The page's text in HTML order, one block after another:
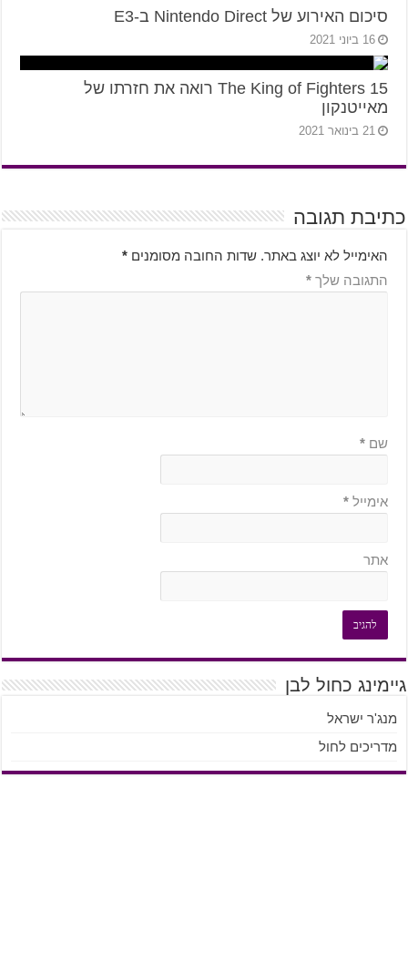
סיכום האירוע של Nintendo Direct ב-E3
16 ביוני 2021
The King of Fighters 15 רואה את חזרתו של
מאייטנקון
21 בינואר 2021
כתיבת תגובה
האימייל לא יוצג באתר. שדות החובה מסומנים *
התגובה שלך *
שם *
אימייל *
אתר
גיימינג כחול לבן
מנג'ר ישראל
מדריכים לחול